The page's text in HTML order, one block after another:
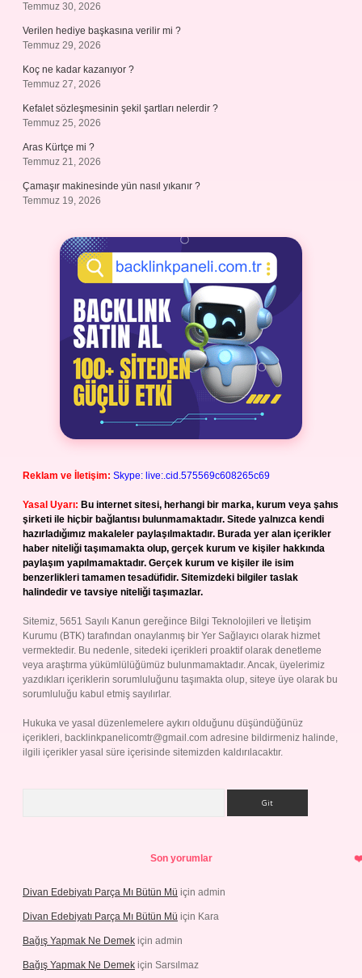
Temmuz 30, 2026
Verilen hediye başkasına verilir mi ?
Temmuz 29, 2026
Koç ne kadar kazanıyor ?
Temmuz 27, 2026
Kefalet sözleşmesinin şekil şartları nelerdir ?
Temmuz 25, 2026
Aras Kürtçe mi ?
Temmuz 21, 2026
Çamaşır makinesinde yün nasıl yıkanır ?
Temmuz 19, 2026
Reklam ve İletişim: Skype: live:.cid.575569c608265c69
Yasal Uyarı: Bu internet sitesi, herhangi bir marka, kurum veya şahıs
şirketi ile hiçbir bağlantısı bulunmamaktadır. Sitede yalnızca kendi
hazırladığımız makaleler paylaşılmaktadır. Burada yer alan içerikler
haber niteliği taşımamakta olup, gerçek kurum ve kişiler hakkında
paylaşım yapılmamaktadır. Gerçek kurum ve kişiler ile isim
benzerlikleri tamamen tesadüfidir. Sitemizdeki bilgiler taslak
halindedir ve tavsiye niteliği taşımazlar.
Sitemiz, 5651 Sayılı Kanun gereğince Bilgi Teknolojileri ve İletişim
Kurumu (BTK) tarafından onaylanmış bir Yer Sağlayıcı olarak hizmet
vermektedir. Bu nedenle, sitedeki içerikleri proaktif olarak denetleme
veya araştırma yükümlülüğümüz bulunmamaktadır. Ancak, üyelerimiz
yazdıkları içeriklerin sorumluluğunu taşımakta olup, siteye üye olarak bu
sorumluluğu kabul etmiş sayılırlar.
Hukuka ve yasal düzenlemelere aykırı olduğunu düşündüğünüz
içerikleri, backlinkpanelicomtr@gmail.com adresine bildirmeniz halinde,
ilgili içerikler yasal süre içerisinde sitemizden kaldırılacaktır.
Son yorumlar
Divan Edebiyatı Parça Mı Bütün Mü için admin
Divan Edebiyatı Parça Mı Bütün Mü için Kara
Bağış Yapmak Ne Demek için admin
Bağış Yapmak Ne Demek için Sarsılmaz